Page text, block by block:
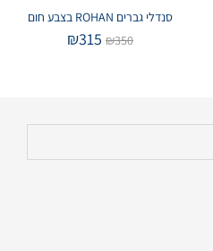
סנדלי גברים ROHAN בצבע חום
₪350
₪315